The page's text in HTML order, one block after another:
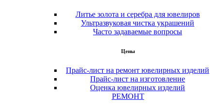
Литье золота и серебра для ювелиров
Ультразвуковая чистка украшений
Часто задаваемые вопросы
Цены
Прайс-лист на ремонт ювелирных изделий
Прайс-лист на изготовление
Оценка ювелирных изделий
РЕМОНТ